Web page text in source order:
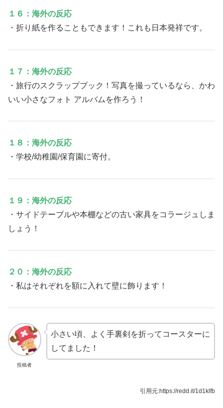
１６：海外の反応
・折り紙を作ることもできます！これも日本発祥です。
１７：海外の反応
・旅行のスクラップブック！写真を撮っているなら、かわ
いい小さなフォト アルバムを作ろう！
１８：海外の反応
・学校/幼稚園/保育園に寄付。
１９：海外の反応
・サイドテーブルや本棚などの古い家具をコラージュしま
しょう！
２０：海外の反応
・私はそれぞれを額に入れて壁に飾ります！
投稿者
小さい頃、よく手裏剣を折ってコースターに
してました！
引用元:https://redd.it/1d1klfb